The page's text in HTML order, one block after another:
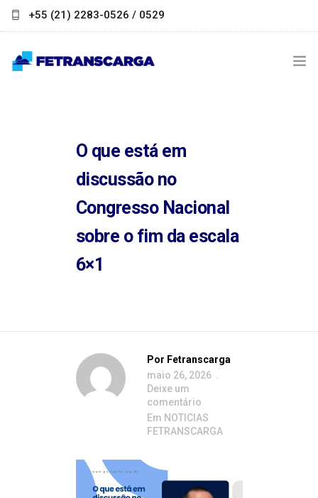
+55 (21) 2283-0526 / 0529
LINKS ÚTEIS
PARCEIROS
FALE CONOSCO
O que está em
discussão no
Congresso Nacional
sobre o fim da escala
6×1
Por Fetranscarga
maio 26, 2026
Deixe um
comentário
Em NOTICIAS
FETRANSCARGA